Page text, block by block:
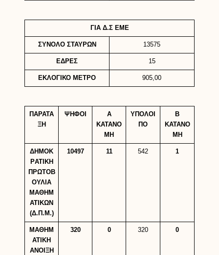
ΓΙΑ Δ.Σ ΕΜΕ
ΣΥΝΟΛΟ ΣΤΑΥΡΩΝ 13575
ΕΔΡΕΣ 15
ΕΚΛΟΓΙΚΟ ΜΕΤΡΟ 905,00
ΠΑΡΑΤΑ
ΞΗ
ΨΗΦΟΙ
Α
ΚΑΤΑΝΟ
ΜΗ
ΥΠΟΛΟΙ
ΠΟ
B
KATANO
MH
ΔΗΜΟΚ
ΡATIKH
ΠΡΩΤΟΒ
ΟΥΛΙΑ
ΜΑΘΗΜ
ΑΤΙΚΩΝ
(Δ.Π.Μ.)
10497 11 542 1
ΜΑΘΗΜ
ΑΤΙΚΗ
ΑΝΟΙΞΗ
320 0 320 0